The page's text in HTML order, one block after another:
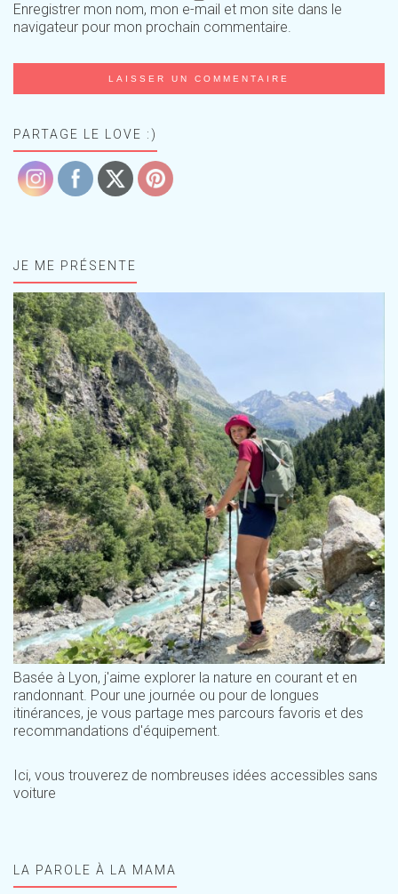
Enregistrer mon nom, mon e-mail et mon site dans le
navigateur pour mon prochain commentaire.
PARTAGE LE LOVE :)
JE ME PRÉSENTE
Basée à Lyon, j'aime explorer la nature en courant et en
randonnant. Pour une journée ou pour de longues
itinérances, je vous partage mes parcours favoris et des
recommandations d'équipement.
Ici, vous trouverez de nombreuses idées accessibles sans
voiture
LA PAROLE À LA MAMA